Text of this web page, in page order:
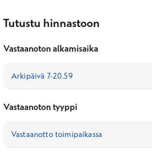
Tutustu hinnastoon
Vastaanoton alkamisaika
Vastaanoton tyyppi